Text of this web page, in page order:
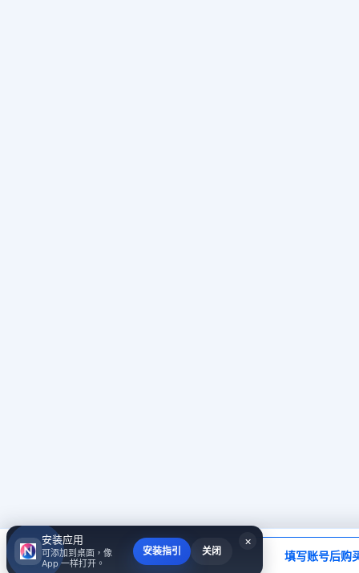
当前应付
￥0.00 填写账号后购
×
安装应用
可添加到桌面，像
App 一样打开。
安装指引 关闭